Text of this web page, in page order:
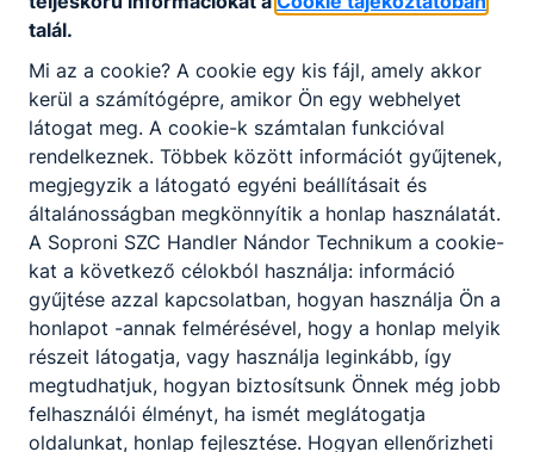
A keresett oldal nem található.
Vissza a főoldalra
Partnereink
talál.
Mi az a cookie? A cookie egy kis fájl, amely akkor
kerül a számítógépre, amikor Ön egy webhelyet
látogat meg. A cookie-k számtalan funkcióval
rendelkeznek. Többek között információt gyűjtenek,
megjegyzik a látogató egyéni beállításait és
általánosságban megkönnyítik a honlap használatát.
A Soproni SZC Handler Nándor Technikum a cookie-
kat a következő célokból használja: információ
gyűjtése azzal kapcsolatban, hogyan használja Ön a
honlapot -annak felmérésével, hogy a honlap melyik
részeit látogatja, vagy használja leginkább, így
megtudhatjuk, hogyan biztosítsunk Önnek még jobb
felhasználói élményt, ha ismét meglátogatja
oldalunkat, honlap fejlesztése. Hogyan ellenőrizheti